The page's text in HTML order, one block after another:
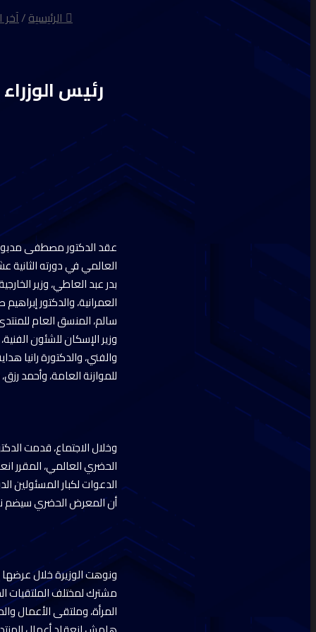
الرئيسية/آخر
رئيس
عقد الدكتور مصطفى
العالمي في دورته الثانية
بدر عبد العاطي، وزير
العمرانية، والدكتور
سالم، المنسق العام
وزير الإسكان للشئون
والفني، والدكتورة رانيا
للموازنة العامة، وأحمد
وخلال الاجتماع، قدمت
أن المعرض الحضري سيضم نحو 170 عارضا من مصر ومختلف
ونوهت الوزيرة خلال عرضها
مشترك لمختلف الملتقيات
المرأة، وملتقى الأعمال